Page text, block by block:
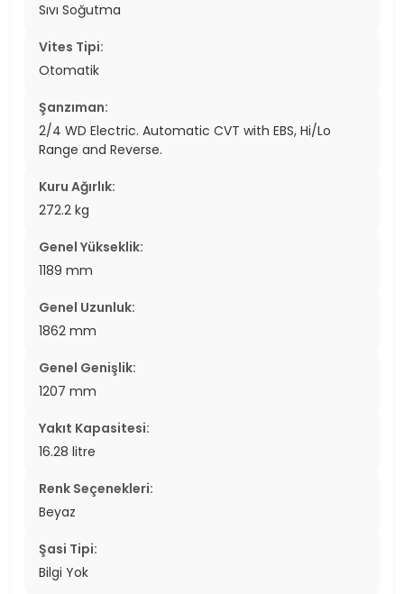
Sıvı Soğutma
Vites Tipi:
Otomatik
Şanzıman:
2/4 WD Electric. Automatic CVT with EBS, Hi/Lo
Range and Reverse.
Kuru Ağırlık:
272.2 kg
Genel Yükseklik:
1189 mm
Genel Uzunluk:
1862 mm
Genel Genişlik:
1207 mm
Yakıt Kapasitesi:
16.28 litre
Renk Seçenekleri:
Beyaz
Şasi Tipi:
Bilgi Yok